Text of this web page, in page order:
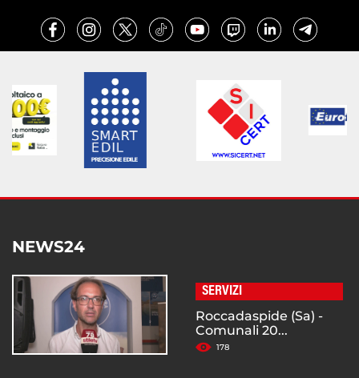
NEWS24
SERVIZI
Roccadaspide (Sa) -
Comunali 20...
178